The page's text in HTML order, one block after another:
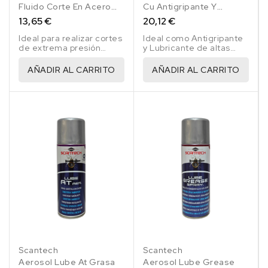
Fluido Corte En Acero
500 Ml
13,65 €
Ideal para realizar cortes
de extrema presión
fricción.
AÑADIR AL CARRITO
Cu Antigripante Y
Lubricante Altas
20,12 €
Ideal como Antigripante
y Lubricante de altas
AÑADIR AL CARRITO
Scantech
Aerosol Lube At Grasa
Scantech
Aerosol Lube Grease